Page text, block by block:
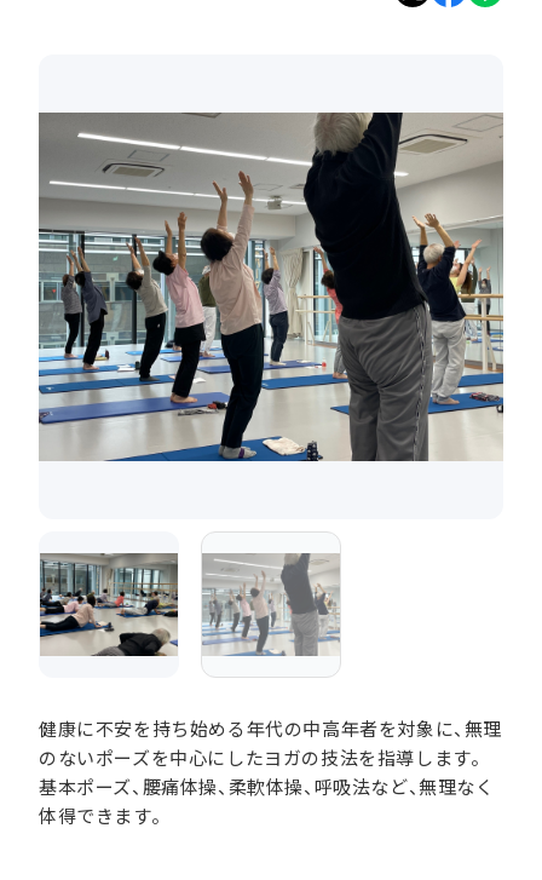
健康に不安を持ち始める年代の中高年者を対象に、無理
のないポーズを中心にしたヨガの技法を指導します。
基本ポーズ、腰痛体操、柔軟体操、呼吸法など、無理なく
体得できます。